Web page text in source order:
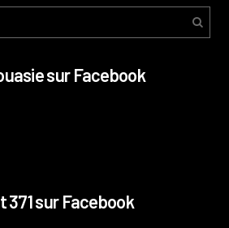
sur Facebook
371 sur Facebook